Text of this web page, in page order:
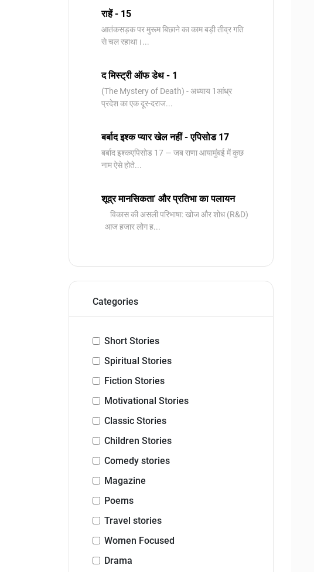
राहें - 15
आतंकसड़क पर मुरूम बिछाने का काम बड़ी तीव्र गति
से चल रहाथा।...
द मिस्ट्री ऑफ डेथ - 1
(The Mystery of Death) - अध्याय 1आंध्र
प्रदेश का एक दूर-दराज...
बर्बाद इश्क प्यार खेल नहीं - एपिसोड 17
बर्बाद इश्कएपिसोड 17 — जब राणा आयामुंबई में कुछ
नाम ऐसे होते...
शूद्र मानसिकता' और प्रतिभा का पलायन
विकास की असली परिभाषा: खोज और शोध (R&D)
आज हजार लोग ह...
Categories
Short Stories
Spiritual Stories
Fiction Stories
Motivational Stories
Classic Stories
Children Stories
Comedy stories
Magazine
Poems
Travel stories
Women Focused
Drama